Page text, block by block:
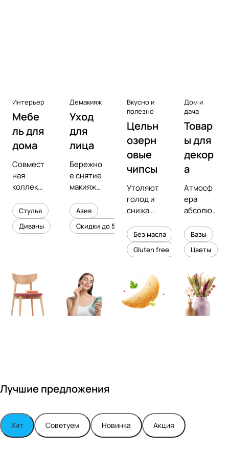
Интерьер
Мебе
ль для
дома
Совмест
ная
коллекц
предмет
ным
дизайне
Турским
Стулья
Диваны
Демакияж
Уход
для
лица
Бережно
е снятие
макияжа
увлажне
ние
кожи
Азия
Скидки до 50%
Вкусно и
полезно
Цельн
озерн
овые
чипсы
Утоляют
голод и
снижают
холесте
рина
Без масла
Gluten free
Дом и
дача
Товар
ы для
декор
а
Атмосф
ера
абсолют
уюта в
вашем
интерье
Вазы
Цветы
Лучшие предложения
Хит Советуем Новинка Акция